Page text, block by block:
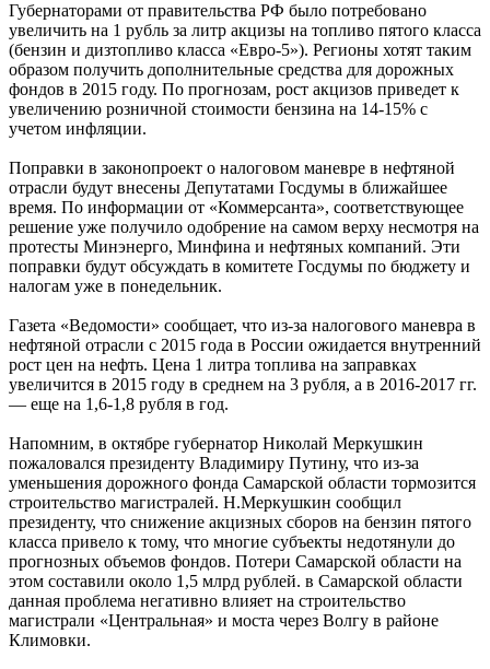
Губернаторами от правительства РФ было потребовано
увеличить на 1 рубль за литр акцизы на топливо пятого класса
(бензин и дизтопливо класса «Евро-5»). Регионы хотят таким
образом получить дополнительные средства для дорожных
фондов в 2015 году. По прогнозам, рост акцизов приведет к
увеличению розничной стоимости бензина на 14-15% с
учетом инфляции.
Поправки в законопроект о налоговом маневре в нефтяной
отрасли будут внесены Депутатами Госдумы в ближайшее
время. По информации от «Коммерсанта», соответствующее
решение уже получило одобрение на самом верху несмотря на
протесты Минэнерго, Минфина и нефтяных компаний. Эти
поправки будут обсуждать в комитете Госдумы по бюджету и
налогам уже в понедельник.
Газета «Ведомости» сообщает, что из-за налогового маневра в
нефтяной отрасли с 2015 года в России ожидается внутренний
рост цен на нефть. Цена 1 литра топлива на заправках
увеличится в 2015 году в среднем на 3 рубля, а в 2016-2017 гг.
— еще на 1,6-1,8 рубля в год.
Напомним, в октябре губернатор Николай Меркушкин
пожаловался президенту Владимиру Путину, что из-за
уменьшения дорожного фонда Самарской области тормозится
строительство магистралей. Н.Меркушкин сообщил
президенту, что снижение акцизных сборов на бензин пятого
класса привело к тому, что многие субъекты недотянули до
прогнозных объемов фондов. Потери Самарской области на
этом составили около 1,5 млрд рублей. в Самарской области
данная проблема негативно влияет на строительство
магистрали «Центральная» и моста через Волгу в районе
Климовки.